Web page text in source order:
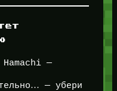
—
— убери